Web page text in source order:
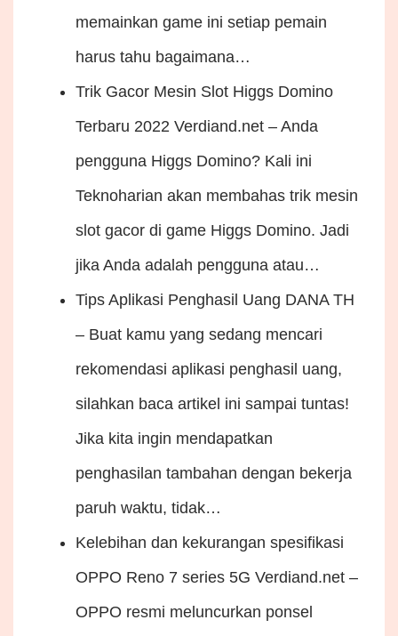
memainkan game ini setiap pemain
harus tahu bagaimana…
Trik Gacor Mesin Slot Higgs Domino
Terbaru 2022 Verdiand.net – Anda
pengguna Higgs Domino? Kali ini
Teknoharian akan membahas trik mesin
slot gacor di game Higgs Domino. Jadi
jika Anda adalah pengguna atau…
Tips Aplikasi Penghasil Uang DANATH
– Buat kamu yang sedang mencari
rekomendasi aplikasi penghasil uang,
silahkan baca artikel ini sampai tuntas!
Jika kita ingin mendapatkan
penghasilan tambahan dengan bekerja
paruh waktu, tidak…
Kelebihan dan kekurangan spesifikasi
OPPO Reno 7 series 5G Verdiand.net –
OPPO resmi meluncurkan ponsel